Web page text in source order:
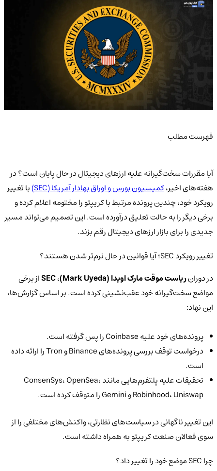
فهرست مطلب
آیا مقررات سخت‌گیرانه علیه ارزهای دیجیتال در حال پایان است؟ در
هفته‌های اخیر،کمیسیون بورس و اوراق بهادار آمریکا (SEC)
با تغییر
رویکرد خود، چندین پرونده مرتبط با کریپتو را مختومه اعلام کرده و
برخی دیگر را به حالت تعلیق درآورده است. این تصمیم می‌تواند مسیر
جدیدی را برای بازار ارزهای دیجیتال رقم بزند.
تغییر رویکرد SEC؛ آیا قوانین در حال نرم‌تر شدن هستند؟
در دورانریاست موقت مارک اویدا (Mark Uyeda) ،SECاز برخی
مواضع سخت‌گیرانه خود عقب‌نشینی کرده است. بر اساس گزارش‌ها،
این نهاد:
پرونده‌های خود علیه Coinbase را پس گرفته است.
درخواست توقف بررسی پرونده‌های Binance و Tron را ارائه داده
است.
تحقیقات علیه پلتفرم‌هایی مانند ConsenSys، OpenSea،
Robinhood، Uniswap و Gemini را متوقف کرده است.
این تغییر ناگهانی در سیاست‌های نظارتی، واکنش‌های مختلفی را از
سوی فعالان صنعت کریپتو به همراه داشته است.
چرا SEC موضع خود را تغییر داد؟